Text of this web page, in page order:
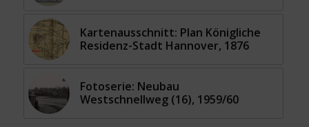
Kartenausschnitt: Plan Königliche
Residenz-Stadt Hannover, 1876
Fotoserie: Neubau
Westschnellweg (16), 1959/60